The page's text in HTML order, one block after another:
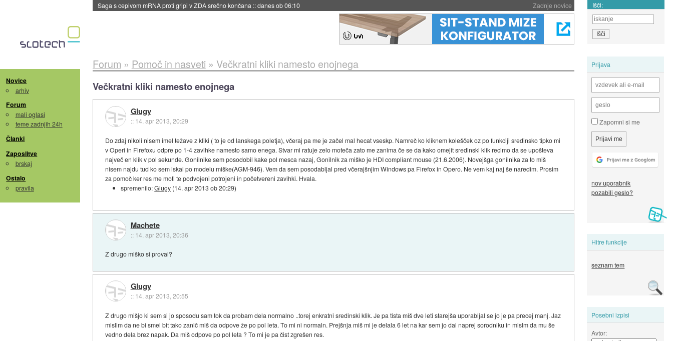
Zadnje novice
BMW v vozilih začel predvajati reklame::danes ob 06:09 Išči:
Novice
arhiv
Forum
mali oglasi
teme zadnjih 24h
Članki
Zaposlitve
brskaj
Ostalo
pravila
Prijava
Zapomni si me
nov uporabnik
pozabili geslo?
Hitre funkcije
seznam tem
Posebni izpisi
Avtor:
Forum » Pomoč in nasveti » Večkratni kliki namesto enojnega
Večkratni kliki namesto enojnega
Glugy
:: 14. apr 2013, 20:29
Do zdaj nikoli nisem imel težave z kliki ( to je od lanskega poletja), včeraj pa me je začel mal hecat vseskp. Namreč ko kliknem kolešček oz po funkciji sredinsko tipko mi
v Operi in Firefoxu odpre po 1-4 zavihke namesto samo enega. Stvar mi ratuje zelo moteča zato me zanima če se da kako omejit sredinski klik recimo da se upošteva
največ en klik v pol sekunde. Gonilnike sem posodobil kake pol mesca nazaj, Gonilnik za miško je HDI compliant mouse (21.6.2006). Novejšga gonilnika za to miš
nisem najdu tud ko sem iskal po modelu miške(AGM-946). Vem da sem posodabljal pred včerajšnjim Windows pa Firefox in Opero. Ne vem kaj naj še naredim. Prosim
za pomoč ker res me moti te podvojeni potrojeni in početvereni zavihki. Hvala.
spremenilo:Glugy (14. apr 2013 ob 20:29)
Machete
:: 14. apr 2013, 20:36
Z drugo miško si proval?
Glugy
:: 14. apr 2013, 20:55
Z drugo mišjo ki sem si jo sposodu sam tok da probam dela normalno ..torej enkratni sredinski klik. Je pa tista miš dve leti starejša uporabljal se jo je pa precej manj. Jaz
mislim da ne bi smel bit tako zanič miš da odpove že po pol leta. To mi ni normaln. Prejšnja miš mi je delala 6 let na kar sem jo dal naprej sorodniku in mislm da mu še
vedno dela brez napak. Da miš odpove po pol leta ? To mi je pa čist zgrešen res.